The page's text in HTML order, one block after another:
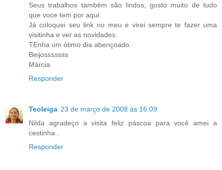
Seus trabalhos também são lindos, gosto muito de tudo
que voce tem por aqui.
Já coloquei seu link no meu e virei sempre te fazer uma
visitinha e ver as novidades.
TEnha um ótimo dia abençoado.
Beijosssssss
Márcia
Responder
Teoleiga 23 de março de 2008 às 16:09
Nilda agradeço a visita feliz páscoa para você amei a
cestinha .
Responder